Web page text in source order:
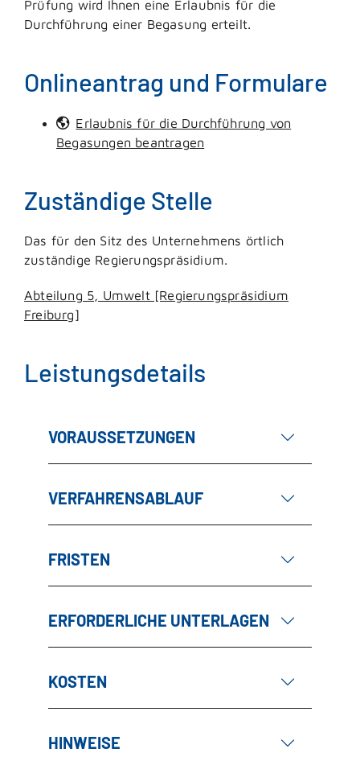
Prüfung wird Ihnen eine Erlaubnis für die
Durchführung einer Begasung erteilt.
Onlineantrag und Formulare
Erlaubnis für die Durchführung von
Begasungen beantragen
Zuständige Stelle
Das für den Sitz des Unternehmens örtlich
zuständige Regierungspräsidium.
Abteilung 5, Umwelt [Regierungspräsidium
Freiburg]
Leistungsdetails
VORAUSSETZUNGEN
VERFAHRENSABLAUF
FRISTEN
ERFORDERLICHE UNTERLAGEN
KOSTEN
HINWEISE